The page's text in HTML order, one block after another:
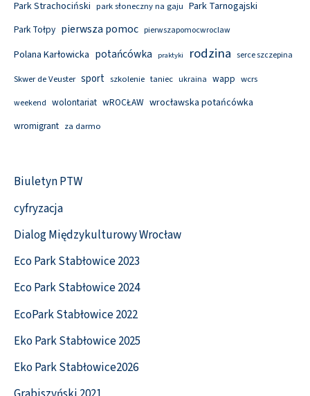
Park Strachociński park słoneczny na gaju Park Tarnogajski
Park Tołpy pierwsza pomoc pierwszapomocwroclaw
Polana Karłowicka potańcówka praktyki rodzina serce szczepina
Skwer de Veuster sport szkolenie taniec ukraina wapp wcrs
weekend wolontariat wROCŁAW wrocławska potańcówka
wromigrant za darmo
Biuletyn PTW
cyfryzacja
Dialog Międzykulturowy Wrocław
Eco Park Stabłowice 2023
Eco Park Stabłowice 2024
EcoPark Stabłowice 2022
Eko Park Stabłowice 2025
Eko Park Stabłowice2026